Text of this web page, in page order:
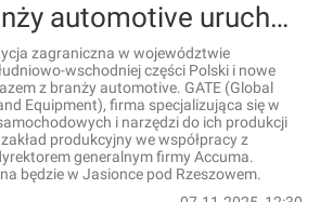
Firma z branży automotive uruchomi zakład produkcyjny pod Rzeszowem
zagraniczna w województwie
wschodniej części Polski i nowe
z branży automotive. GATE (Global
Equipment), firma specjalizująca się w
i narzędzi do ich produkcji
produkcyjny we współpracy z
generalnym firmy Accuma.
będzie w Jasionce pod Rzeszowem.